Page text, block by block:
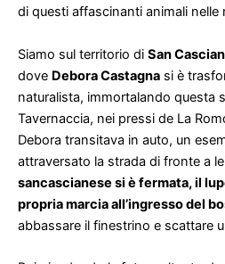
di questi affascinanti animali nelle
Siamo sul territorio di San
dove Debora Castagna si è
naturalista, immortalando questa
Tavernaccia, nei pressi de La
Debora transitava in auto, un
attraversato la strada di fronte a
sancascianese si è fermata, il
propria marcia all’ingresso del
abbassare il finestrino e scattare